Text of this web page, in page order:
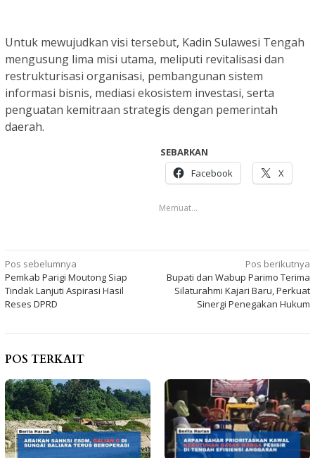
Untuk mewujudkan visi tersebut, Kadin Sulawesi Tengah
mengusung lima misi utama, meliputi revitalisasi dan
restrukturisasi organisasi, pembangunan sistem
informasi bisnis, mediasi ekosistem investasi, serta
penguatan kemitraan strategis dengan pemerintah
daerah.
SEBARKAN
Facebook
X
Memuat...
Navigasi
pos
Pos sebelumnya
Pemkab Parigi Moutong Siap
Tindak Lanjuti Aspirasi Hasil
Reses DPRD
Pos berikutnya
Bupati dan Wabup Parimo Terima
Silaturahmi Kajari Baru, Perkuat
Sinergi Penegakan Hukum
POS TERKAIT